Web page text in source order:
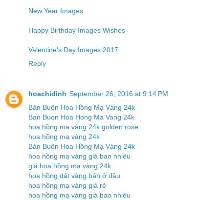
New Year Images
Happy Birthday Images Wishes
Valentine's Day Images 2017
Reply
hoachidinh September 26, 2016 at 9:14 PM
Bán Buôn Hoa Hồng Mạ Vàng 24k
Ban Buon Hoa Hong Ma Vang 24k
hoa hồng mạ vàng 24k golden rose
hoa hồng mạ vàng 24k
Bán Buôn Hoa Hồng Mạ Vàng 24k
hoa hồng mạ vàng giá bao nhiêu
giá hoa hồng mạ vàng 24k
hoa hồng dát vàng bán ở đâu
hoa hồng mạ vàng giá rẻ
hoa hồng mạ vàng giá bao nhiêu